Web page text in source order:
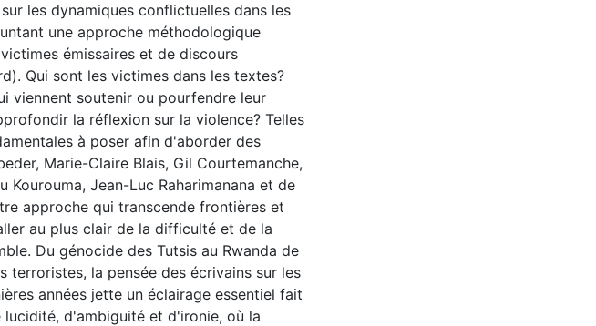
les dynamiques conflictuelles dans les
une approche méthodologique
émissaires et de discours
Qui sont les victimes dans les textes?
viennent soutenir ou pourfendre leur
la réflexion sur la violence? Telles
à poser afin d'aborder des
Marie-Claire Blais, Gil Courtemanche,
Kourouma, Jean-Luc Raharimanana et de
approche qui transcende frontières et
au plus clair de la difficulté et de la
Du génocide des Tutsis au Rwanda de
terroristes, la pensée des écrivains sur les
années jette un éclairage essentiel fait
d'ambiguité et d'ironie, où la